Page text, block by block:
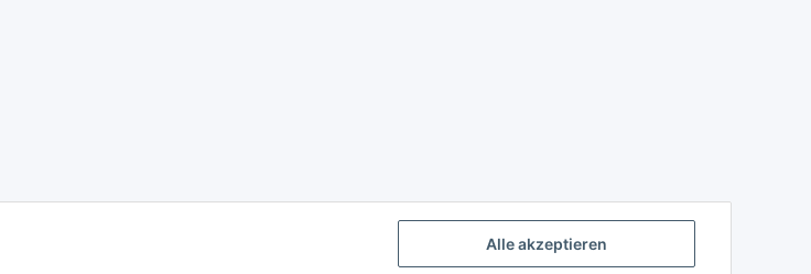
Alle akzeptieren